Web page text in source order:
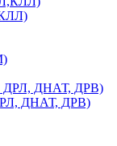
ДНАТ, ДРВ)